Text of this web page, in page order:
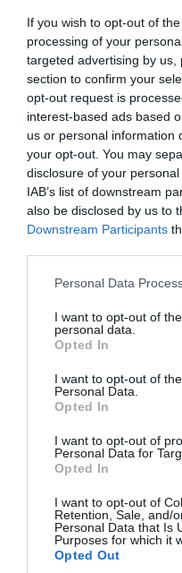
If you wish to opt-out of
processing of your
targeted advertising by
section to confirm your
opt-out request is
interest-based ads based
us or personal information
your opt-out. You may
disclosure of your
IAB’s list of downstream
also be disclosed by us to
Downstream Participants
Please note that this
not limited to your visit or
grant or deny consent to
use your data for below
consent section.
Personal Data
I want to opt-out of
personal data.
Opted In
I want to opt-out of
Personal Data.
Opted In
I want to opt-out of
Personal Data for
Opted In
I want to opt-out of
Retention, Sale, and/
Personal Data that Is
Purposes for which it
Opted Out
PRONEWS.GR / ΔΙΕΘΝΕΣ
«Σεισμός» στις
ένα
Γ.Κωνσταντέλια
07.08.2026 | 17:55
PRONEWS.GR /ΔΙΕΘΝΕΣ
Ο Ρόντρι
και η Μαν.Σίτι τα
18χρονο
07.08.2026 | 17:11